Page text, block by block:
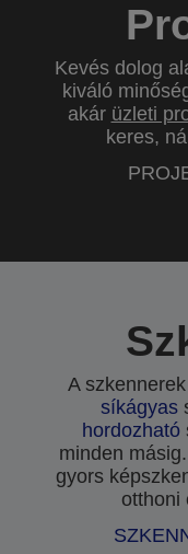
Kevés dolog
kiváló
akár üzleti
keres,
A
síkágyas
hordozható
minden
gyors
otthoni